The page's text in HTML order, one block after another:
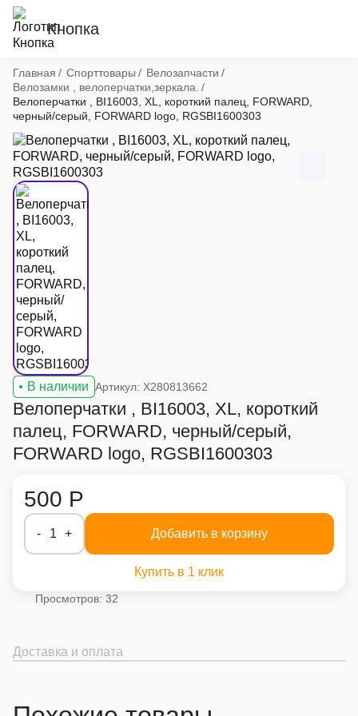
Кнопка
Хлебные крошки
Главная Спорттовары
Велозапчасти
Велозамки , велоперчатки,зеркала.
Велоперчатки , BI16003, XL, короткий палец, FORWARD,
черный/серый, FORWARD logo, RGSBI1600303
В наличии Артикул: X280813662
Велоперчатки , BI16003, XL, короткий
палец, FORWARD, черный/серый,
FORWARD logo, RGSBI1600303
500 Р
- 1 + Добавить в корзину
Купить в 1 клик
Просмотров: 32
Доставка и оплата